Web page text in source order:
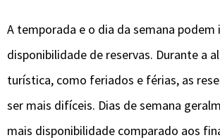
A temporada e o dia da semana podem
disponibilidade de reservas. Durante a
turística, como feriados e férias, as
ser mais difíceis. Dias de semana
mais disponibilidade comparado aos